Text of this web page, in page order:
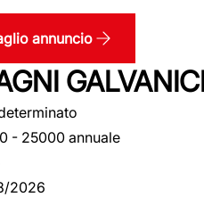
annuncio
- 25000 annuale
2026